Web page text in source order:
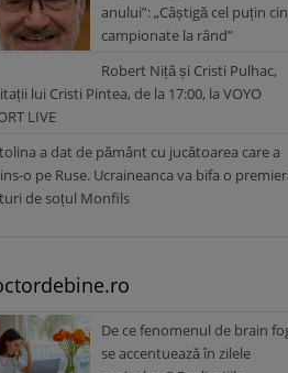
anului”: „Câștigă cel puțin
campionate la rând”
Robert Niță și Cristi Pulhac,
lui Cristi Pintea, de la 17:00, la VOYO
LIVE
a dat de pământ cu jucătoarea care a
o pe Ruse. Ucraineanca va bifa o
de soțul Monfils
De ce fenomenul de brain
se accentuează în zilele